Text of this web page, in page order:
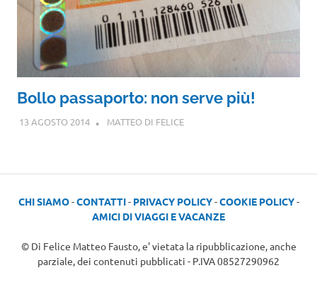
Bollo passaporto: non serve più!
13 AGOSTO 2014 MATTEO DI FELICE
CHI SIAMO-CONTATTI- PRIVACY POLICY-COOKIE POLICY-
AMICI DI VIAGGI E VACANZE
© Di Felice Matteo Fausto, e' vietata la ripubblicazione, anche
parziale, dei contenuti pubblicati - P.IVA 08527290962